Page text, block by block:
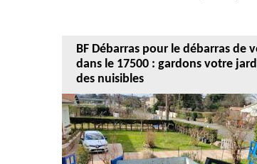
BF Débarras pour le débarras de
dans le 17500 : gardons votre
des nuisibles